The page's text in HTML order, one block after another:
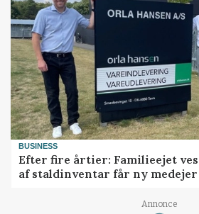
BUSINESS
Efter fire årtier: Familieejet
af staldinventar får ny medejer
Annonce